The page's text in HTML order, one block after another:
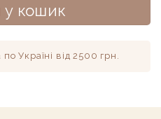
кошик
Україні від 2500 грн.